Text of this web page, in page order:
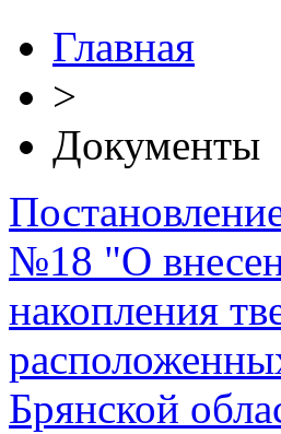
Главная
>
Документы
№18 "О
накопления
Брянской